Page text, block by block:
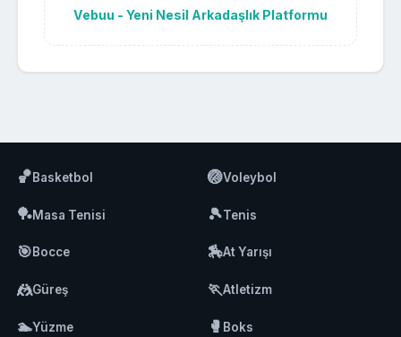
Vebuu - Yeni Nesil Arkadaşlık Platformu
🏀Basketbol 🏐Voleybol
🏓Masa Tenisi 🎾Tenis
🎯Bocce 🏇At Yarışı
🤼Güreş 🏃Atletizm
🏊Yüzme 🥊 Boks